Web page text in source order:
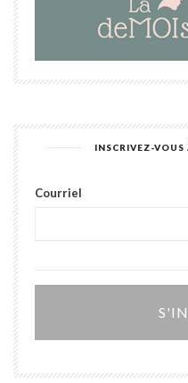
INSCRIVEZ-
Courriel